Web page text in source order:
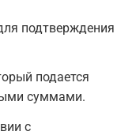
подтверждения
подается
суммами.
с